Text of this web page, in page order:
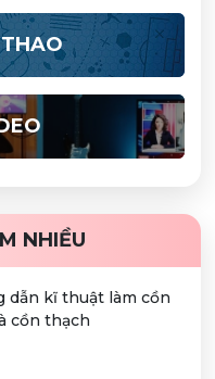
NHIỀU
dẫn kĩ thuật làm cồn
cồn thạch